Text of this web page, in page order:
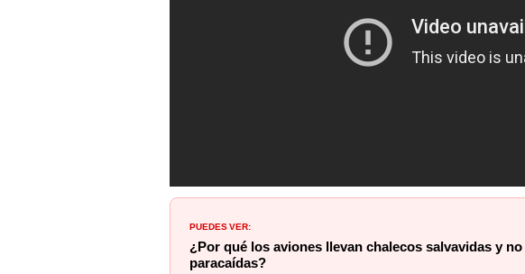
PUEDES VER:
¿Por qué los aviones llevan chalecos salvavidas y no
paracaídas?